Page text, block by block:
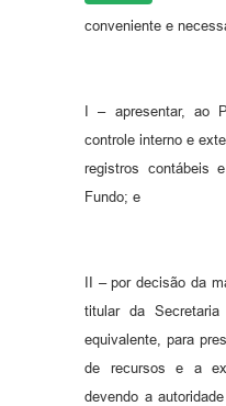
conveniente e
I – apresentar, ao
controle interno e
registros contábeis
Fundo; e
II – por decisão da
titular da
equivalente, para
de recursos e a
devendo a